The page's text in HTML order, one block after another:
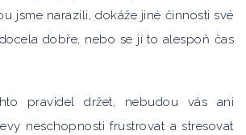
jsme narazili, dokáže jiné činnosti své
dobře, nebo se jí to alespoň čas
pravidel držet, nebudou vás ani
neschopnosti frustrovat a stresovat